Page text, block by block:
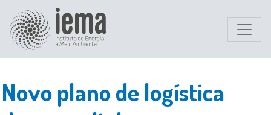
Novo plano de logística